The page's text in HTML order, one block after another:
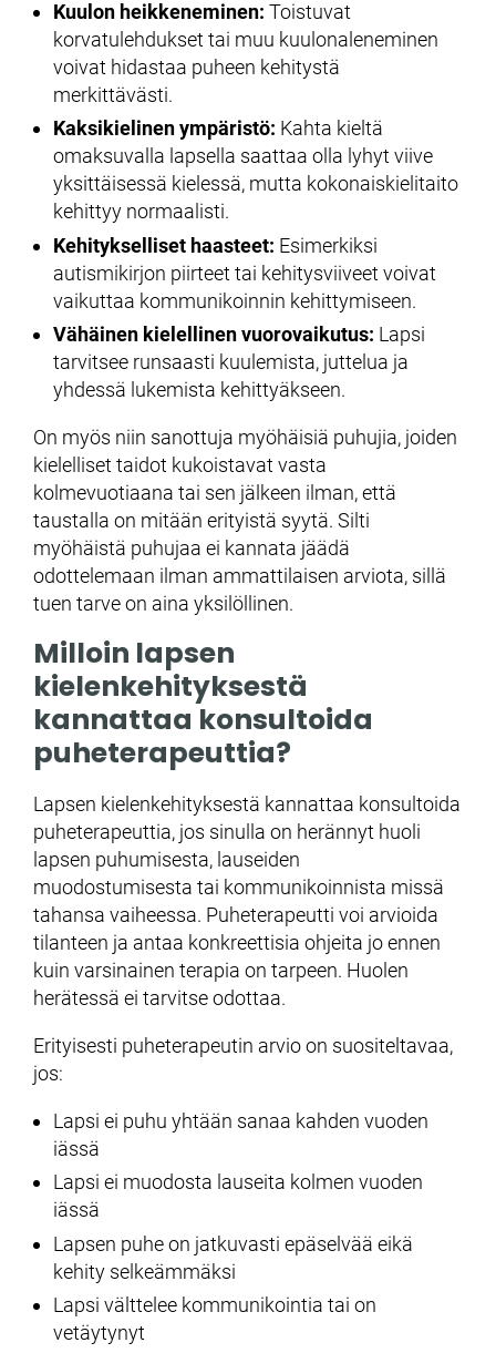
Kuulon heikkeneminen: Toistuvat
korvatulehdukset tai muu kuulonaleneminen
voivat hidastaa puheen kehitystä
merkittävästi.
Kaksikielinen ympäristö: Kahta kieltä
omaksuvalla lapsella saattaa olla lyhyt viive
yksittäisessä kielessä, mutta kokonaiskielitaito
kehittyy normaalisti.
Kehitykselliset haasteet: Esimerkiksi
autismikirjon piirteet tai kehitysviiveet voivat
vaikuttaa kommunikoinnin kehittymiseen.
Vähäinen kielellinen vuorovaikutus: Lapsi
tarvitsee runsaasti kuulemista, juttelua ja
yhdessä lukemista kehittyäkseen.
On myös niin sanottuja myöhäisiä puhujia, joiden
kielelliset taidot kukoistavat vasta
kolmevuotiaana tai sen jälkeen ilman, että
taustalla on mitään erityistä syytä. Silti
myöhäistä puhujaa ei kannata jäädä
odottelemaan ilman ammattilaisen arviota, sillä
tuen tarve on aina yksilöllinen.
Milloin lapsen
kielenkehityksestä
kannattaa konsultoida
puheterapeuttia?
Lapsen kielenkehityksestä kannattaa konsultoida
puheterapeuttia, jos sinulla on herännyt huoli
lapsen puhumisesta, lauseiden
muodostumisesta tai kommunikoinnista missä
tahansa vaiheessa. Puheterapeutti voi arvioida
tilanteen ja antaa konkreettisia ohjeita jo ennen
kuin varsinainen terapia on tarpeen. Huolen
herätessä ei tarvitse odottaa.
Erityisesti puheterapeutin arvio on suositeltavaa,
jos:
Lapsi ei puhu yhtään sanaa kahden vuoden
iässä
Lapsi ei muodosta lauseita kolmen vuoden
iässä
Lapsen puhe on jatkuvasti epäselvää eikä
kehity selkeämmäksi
Lapsi välttelee kommunikointia tai on
vetäytynyt